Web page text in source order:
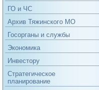
ГО и ЧС
Архив Тяжинского МО
Госорганы и службы
Экономика
Инвестору
Стратегическое
планирование